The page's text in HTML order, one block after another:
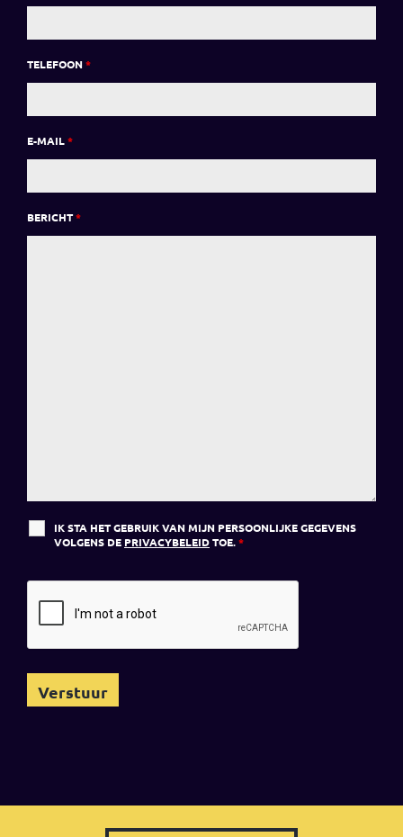
TELEFOON*
E-MAIL*
BERICHT*
IK STA HET GEBRUIK VAN MIJN PERSOONLIJKE GEGEVENS
VOLGENS DE PRIVACYBELEIDTOE.*